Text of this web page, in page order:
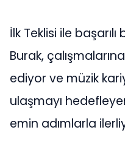
İlk Teklisi ile
Burak,
ediyor ve müzik
ulaşmayı
emin adımlarla